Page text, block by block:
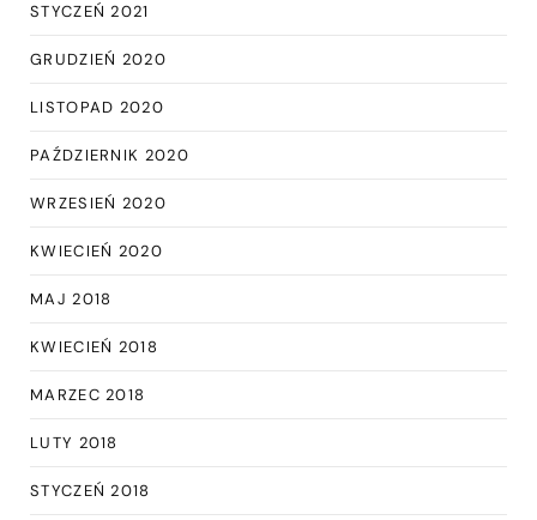
STYCZEŃ 2021
GRUDZIEŃ 2020
LISTOPAD 2020
PAŹDZIERNIK 2020
WRZESIEŃ 2020
KWIECIEŃ 2020
MAJ 2018
KWIECIEŃ 2018
MARZEC 2018
LUTY 2018
STYCZEŃ 2018